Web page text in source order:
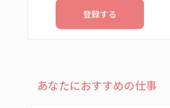
登録する
あなたにおすすめの仕事